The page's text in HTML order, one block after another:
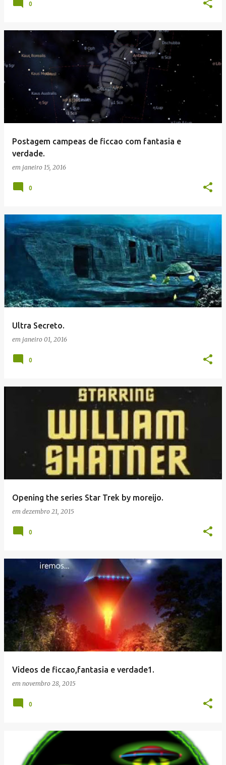
0
Postagem campeas de ficcao com fantasia e
verdade.
em janeiro 15, 2016
0
Ultra Secreto.
em janeiro 01, 2016
0
Opening the series Star Trek by moreijo.
em dezembro 21, 2015
0
Videos de ficcao,fantasia e verdade1.
em novembro 28, 2015
0